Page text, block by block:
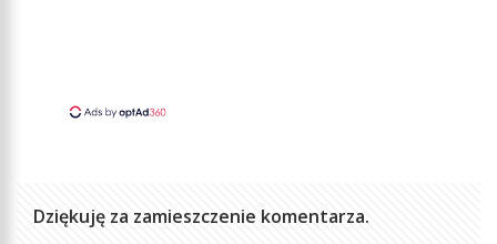
Dziękuję za zamieszczenie komentarza.